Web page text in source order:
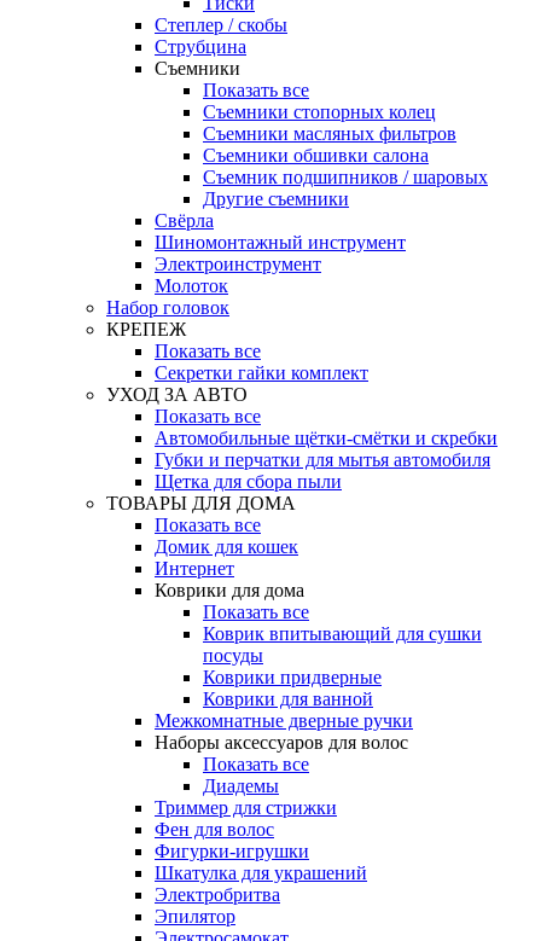
Степлер / скобы
Струбцина
Съемники
Показать все
Съемники стопорных колец
Съемники масляных фильтров
Съемники обшивки салона
Съемник подшипников / шаровых
Другие съемники
Свёрла
Шиномонтажный инструмент
Электроинструмент
Молоток
Набор головок
КРЕПЕЖ
Показать все
Секретки гайки комплект
УХОД ЗА АВТО
Показать все
Автомобильные щётки-смётки и скребки
Губки и перчатки для мытья автомобиля
Щетка для сбора пыли
ТОВАРЫ ДЛЯ ДОМА
Показать все
Домик для кошек
Интернет
Коврики для дома
Показать все
Коврик впитывающий для сушки
посуды
Коврики придверные
Коврики для ванной
Межкомнатные дверные ручки
Наборы аксессуаров для волос
Показать все
Диадемы
Триммер для стрижки
Фен для волос
Фигурки-игрушки
Шкатулка для украшений
Электробритва
Эпилятор